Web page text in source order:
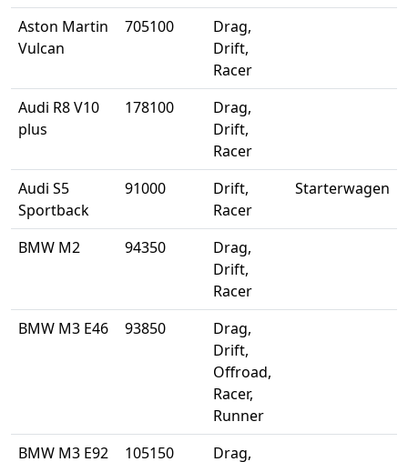
Aston Martin
Vulcan
705100
Drag,
Drift,
Racer
Audi R8 V10
plus
178100
Drag,
Drift,
Racer
Audi S5
Sportback
91000
Drift,
Racer
Starterwagen
BMW M2 94350
Drag,
Drift,
Racer
BMW M3 E46
93850
Drag,
Drift,
Offroad,
Racer,
Runner
BMW M3 E92
105150 Drag,